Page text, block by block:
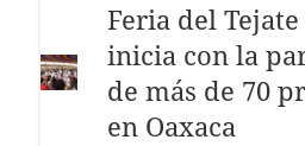
Feria del
inicia con la
de más de 70
en Oaxaca